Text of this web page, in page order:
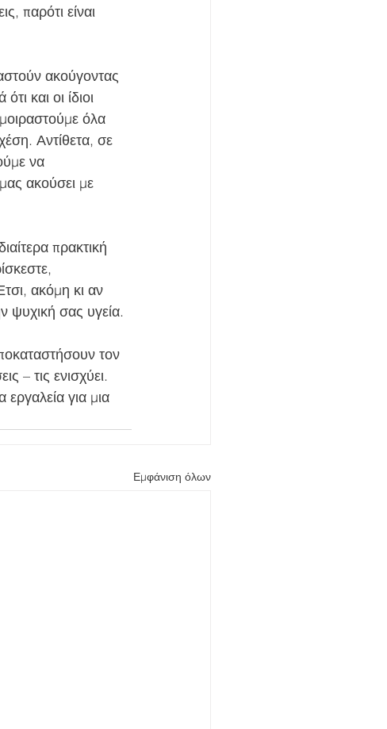
παρότι είναι
και οι ίδιοι
όλα
Αντίθετα, σε
να
ακούσει με
ακόμη κι αν
ψυχική σας υγεία.
τον
– τις ενισχύει.
για μια
Εμφάνιση όλων